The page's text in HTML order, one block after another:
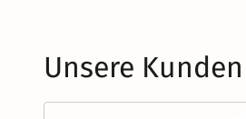
Unsere Kunden